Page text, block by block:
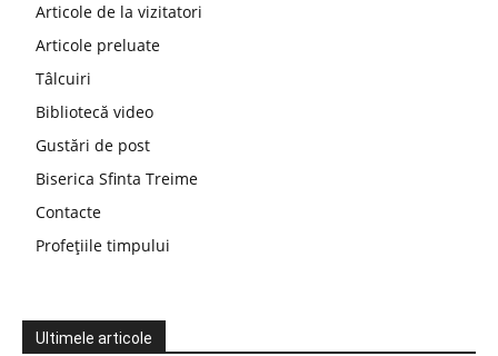
Articole de la vizitatori
Articole preluate
Tâlcuiri
Bibliotecă video
Gustări de post
Biserica Sfinta Treime
Contacte
Profețiile timpului
Ultimele articole